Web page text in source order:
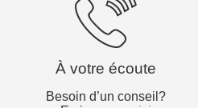
À votre écoute
Besoin d’un conseil?